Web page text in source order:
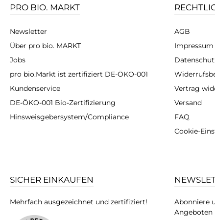
PRO BIO. MARKT
Newsletter
Über pro bio. MARKT
Jobs
pro bio.Markt ist zertifiziert DE-ÖKO-001
Kundenservice
DE-ÖKO-001 Bio-Zertifizierung
Hinsweisgebersystem/Compliance
AGB
Impressum
Vertrag
Versand
FAQ
Cookie-
SICHER EINKAUFEN
Mehrfach ausgezeichnet und zertifiziert!
Abonniere
Angeboten